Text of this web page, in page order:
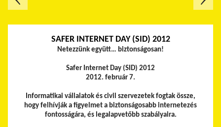
SAFER INTERNET DAY (SID) 2012
Netezzünk együtt… biztonságosan!
Safer Internet Day (SID) 2012
2012. február 7.
Informatikai vállalatok és civil szervezetek fogtak össze,
hogy felhívják a figyelmet a biztonságosabb internetezés
fontosságára, és legalapvetőbb szabályaira.